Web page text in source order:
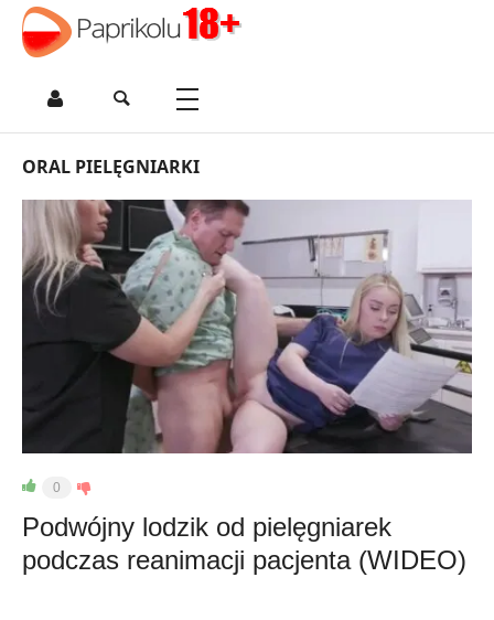
ORAL PIELĘGNIARKI
0
Podwójny lodzik od pielęgniarek
podczas reanimacji pacjenta (WIDEO)